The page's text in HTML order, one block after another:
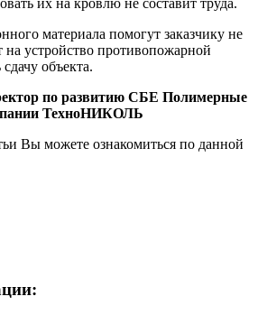
их на кровлю не составит труда.
материала помогут заказчику не
на устройство противопожарной
объекта.
по развитию СБЕ Полимерные
ТехноНИКОЛЬ
Вы можете ознакомиться по данной